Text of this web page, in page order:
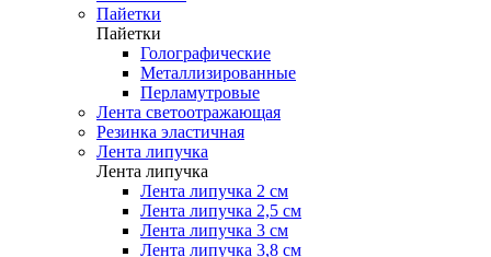
Пайетки
Пайетки
Голографические
Металлизированные
Перламутровые
Лента светоотражающая
Резинка эластичная
Лента липучка
Лента липучка
Лента липучка 2 см
Лента липучка 2,5 см
Лента липучка 3 см
Лента липучка 3,8 см